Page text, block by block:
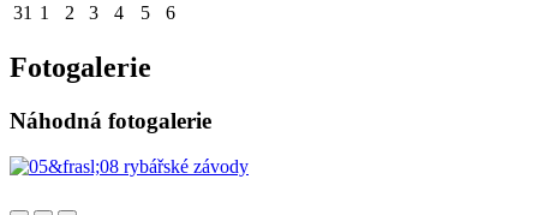
31 1 2 3 4 5 6
Fotogalerie
Náhodná fotogalerie